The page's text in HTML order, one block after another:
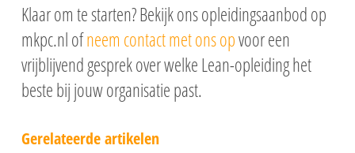
Klaar om te starten? Bekijk ons opleidingsaanbod op
mkpc.nl ofneem contact met ons opvoor een
vrijblijvend gesprek over welke Lean-opleiding het
beste bij jouw organisatie past.
Gerelateerde artikelen